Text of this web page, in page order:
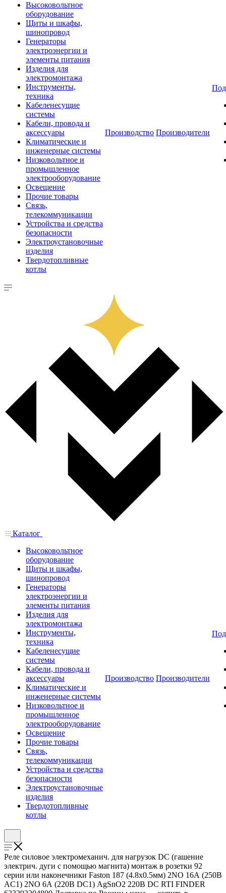
Высоковольтное
оборудование
Щиты и шкафы,
шинопровод
Генераторы
электроэнергии и
элементы питания
Изделия для
электромонтажа
Инструменты,
техника
Кабеленесущие
системы
Кабели, провода и
аксессуары
Климатические и
инженерные системы
Низковольтное и
промышленное
электрооборудование
Освещение
Прочие товары
Связь,
телекоммуникации
Устройства и средства
безопасности
Электроустановочные
изделия
Твердотопливные
котлы
Производство Производители
Каталог
Высоковольтное
оборудование
Щиты и шкафы,
шинопровод
Генераторы
электроэнергии и
элементы питания
Изделия для
электромонтажа
Инструменты,
техника
Кабеленесущие
системы
Кабели, провода и
аксессуары
Климатические и
инженерные системы
Низковольтное и
промышленное
электрооборудование
Освещение
Прочие товары
Связь,
телекоммуникации
Устройства и средства
безопасности
Электроустановочные
изделия
Твердотопливные
котлы
Производство Производители
Реле силовое электромеханич. для нагрузок DC (гашение
электрич. дуги с помощью магнита) монтаж в розетки 92
серии или наконечники Faston 187 (4.8х0.5мм) 2NO 16А (250В
AC1) 2NO 6А (220В DC1) AgSnO2 220В DC RTI FINDER